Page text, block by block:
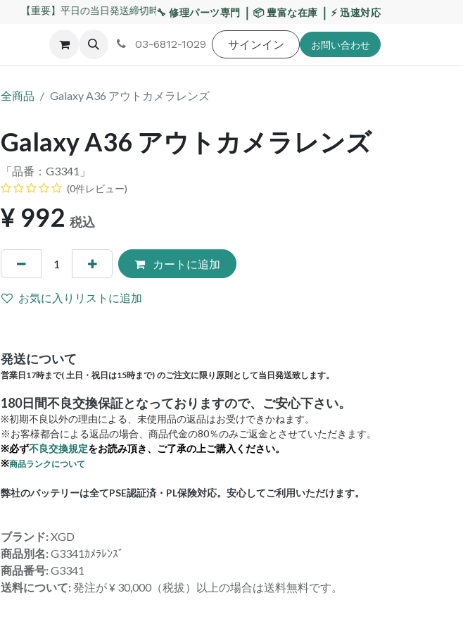
【重要】平日の当日発送締切時間を17:00へ変更いたします 中国からの直送サービス
🔧 修理パーツ専門 ｜ 📦 豊富な在庫 ｜ ⚡ 迅速対応
不良交換規定 ゲーム機 バッテリー 工具・備品 特価品 ポイントに関して
03-6812-1029 サインイン お問い​合わせ
全商品 Galaxy A36 アウトカメラレンズ
Galaxy A36 アウトカメラレンズ
「品番： G3341 」
(0件レビュー)
¥ 992 税込
カートに追加
お気に入りリストに追加
発送について
営業日17時まで( 土日・祝日は15時まで) のご注文に限り原則として当日発送致します。
180日間不良交換保証となっておりますので、ご安心下さい。
※初期不良以外の理由による、未使用品の返品はお受けできかねます。
※お客様都合による返品の場合、商品代金の80％のみご返金とさせていただきます。
※必ず不良交換規定をお読み頂き、ご了承の上ご購入ください。
※商品ランクについて
弊社のバッテリーは全てPSE認証済・PL保険対応。安心してご利用いただけます。
ブランド:XGD
商品別名:G3341ｶﾒﾗﾚﾝｽﾞ
商品番号:G3341
送料について:発注が ¥ 30,000（税拔）以上の場合は送料無料です。